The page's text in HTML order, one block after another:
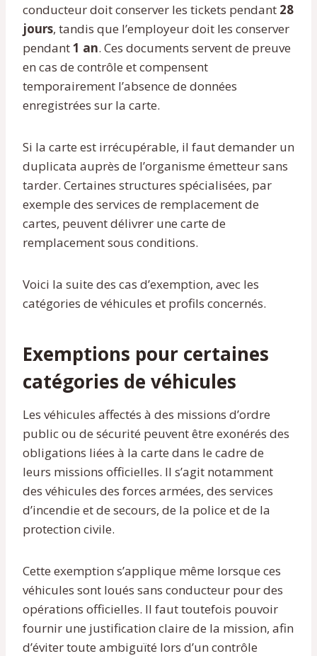
conducteur doit conserver les tickets pendant 28
jours, tandis que l’employeur doit les conserver
pendant1 an. Ces documents servent de preuve
en cas de contrôle et compensent
temporairement l’absence de données
enregistrées sur la carte.
Si la carte est irrécupérable, il faut demander un
duplicata auprès de l’organisme émetteur sans
tarder. Certaines structures spécialisées, par
exemple des services de remplacement de
cartes, peuvent délivrer une carte de
remplacement sous conditions.
Voici la suite des cas d’exemption, avec les
catégories de véhicules et profils concernés.
Exemptions pour certaines
catégories de véhicules
Les véhicules affectés à des missions d’ordre
public ou de sécurité peuvent être exonérés des
obligations liées à la carte dans le cadre de
leurs missions officielles. Il s’agit notamment
des véhicules des forces armées, des services
d’incendie et de secours, de la police et de la
protection civile.
Cette exemption s’applique même lorsque ces
véhicules sont loués sans conducteur pour des
opérations officielles. Il faut toutefois pouvoir
fournir une justification claire de la mission, afin
d’éviter toute ambiguïté lors d’un contrôle